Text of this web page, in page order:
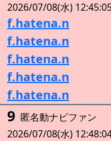
2026/07/08(水)
f.hatena.n
f.hatena.n
f.hatena.n
f.hatena.n
f.hatena.n
9 匿名動ナビファン
2026/07/08(水)